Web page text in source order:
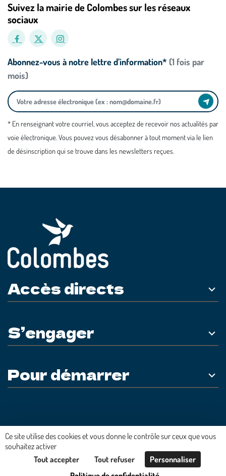
Suivez la mairie de Colombes sur les réseaux
sociaux
Abonnez-vous à notre lettre d’information* (1 fois par
mois)
* En renseignant votre courriel, vous acceptez de recevoir nos actualités par
voie électronique. Vous pouvez vous désabonner à tout moment via le lien
de désinscription qui se trouve dans les newsletters reçues.
Accès directs
S’engager
Pour démarrer
Plateforme développée en France parHACKTIV
Ce site utilise des cookies et vous donne le contrôle sur ceux que vous
souhaitez activer
Tout accepter
Tout refuser
Personnaliser